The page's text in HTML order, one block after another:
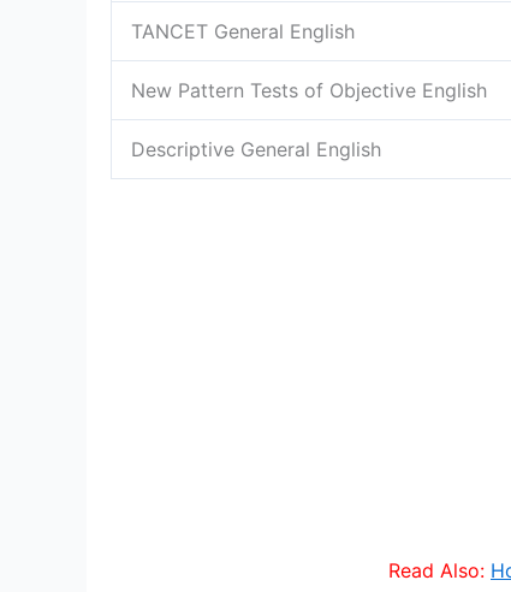
TANCET General English
New Pattern Tests of Objective English
Descriptive General English
Read Also: